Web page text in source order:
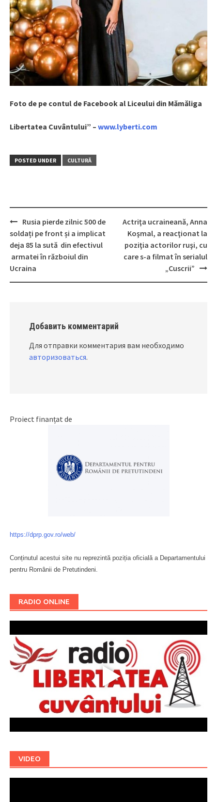
Foto de pe contul de Facebook al Liceului din Mămăliga
Libertatea Cuvântului” – www.lyberti.com
POSTED UNDER CULTURĂ
Post
navigation
Rusia pierde zilnic 500 de
soldați pe front și a implicat
deja 85 la sută din efectivul
armatei în războiul din
Ucraina
Actriţa ucraineană, Anna
Koşmal, a reacţionat la
poziţia actorilor ruşi, cu
care s-a filmat în serialul
„Cuscrii”
Добавить комментарий
Для отправки комментария вам необходимо
авторизоваться.
Proiect finanțat de
https://dprp.gov.ro/web/
Conținutul acestui site nu reprezintă poziția oficială a Departamentului
pentru Românii de Pretutindeni.
RADIO ONLINE
VIDEO